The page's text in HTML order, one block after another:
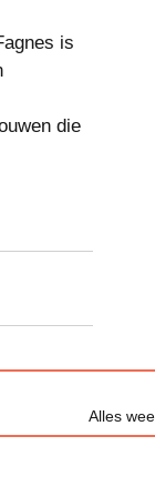
is
die
Alles